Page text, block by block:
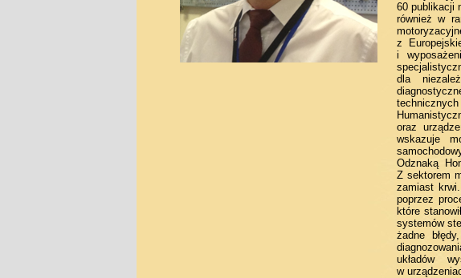
60 publikacji
również w
z
i
dla
oraz
wskazuje
Odznaką
Z sektorem
zamiast
poprzez
które
systemów
żadne
układów
w